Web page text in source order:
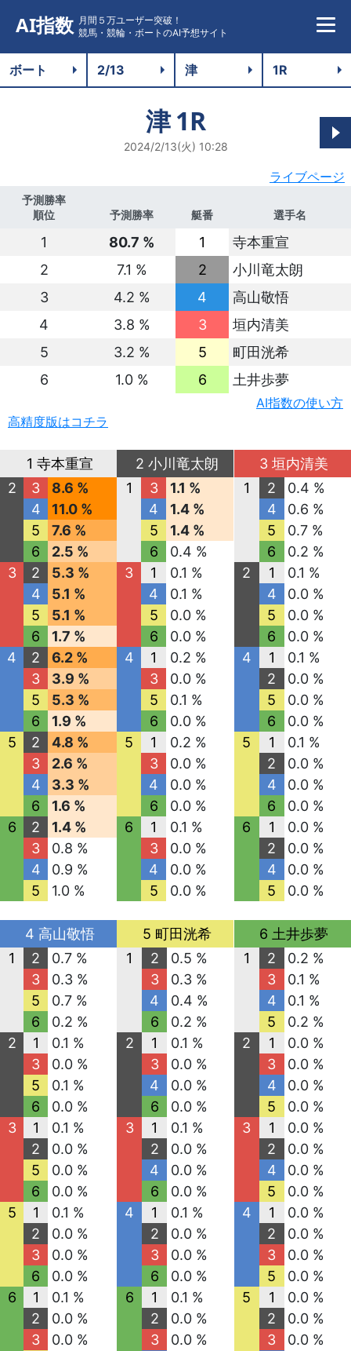
AI指数 月間５万ユーザー突破！
競馬・競輪・ボートのAI予想サイト
津1R
2024/2/13(火) 10:28
ライブページ
予測勝率
順位
予測勝率 艇番 選手名
1 80.7 % 1
寺本重宣
2
7.1 % 2
小川竜太朗
3
4.2 % 4
高山敬悟
4
3.8 % 3
垣内清美
5
3.2 % 5
町田洸希
6
1.0 % 6 土井歩夢
AI指数の使い方
高精度版はコチラ
1 寺本重宣
2
3
8.6 %
4
11.0 %
5
7.6 %
6
2.5 %
3
2
5.3 %
4
5.1 %
5
5.1 %
6
1.7 %
4
2
6.2 %
3
3.9 %
5
5.3 %
6
1.9 %
5
2
4.8 %
3
2.6 %
4
3.3 %
6
1.6 %
6
2
1.4 %
3
0.8 %
4
0.9 %
5
1.0 %
2 小川竜太朗
1
3
1.1 %
4
1.4 %
5
1.4 %
6
0.4 %
3
1
0.1 %
4
0.1 %
5
0.0 %
6
0.0 %
4
1
0.2 %
3
0.0 %
5
0.1 %
6
0.0 %
5
1
0.2 %
3
0.0 %
4
0.0 %
6
0.0 %
6
1
0.1 %
3
0.0 %
4
0.0 %
5
0.0 %
3 垣内清美
1
2
0.4 %
4
0.6 %
5
0.7 %
6
0.2 %
2
1
0.1 %
4
0.0 %
5
0.0 %
6
0.0 %
4
1
0.1 %
2
0.0 %
5
0.0 %
6
0.0 %
5
1
0.1 %
2
0.0 %
4
0.0 %
6
0.0 %
6
1
0.0 %
2
0.0 %
4
0.0 %
5
0.0 %
4 高山敬悟
1
2
0.7 %
3
0.3 %
5
0.7 %
6
0.2 %
2
1
0.1 %
3
0.0 %
5
0.1 %
6
0.0 %
3
1
0.1 %
2
0.0 %
5
0.0 %
6
0.0 %
5
1
0.1 %
2
0.0 %
3
0.0 %
6
0.0 %
6
1
0.1 %
2
0.0 %
3
0.0 %
5 町田洸希
1
2
0.5 %
3
0.3 %
4
0.4 %
6
0.2 %
2
1
0.1 %
3
0.0 %
4
0.0 %
6
0.0 %
3
1
0.1 %
2
0.0 %
4
0.0 %
6
0.0 %
4
1
0.1 %
2
0.0 %
3
0.0 %
6
0.0 %
6
1
0.1 %
2
0.0 %
3
0.0 %
6 土井歩夢
1
2
0.2 %
3
0.1 %
4
0.1 %
5
0.2 %
2
1
0.0 %
3
0.0 %
4
0.0 %
5
0.0 %
3
1
0.0 %
2
0.0 %
4
0.0 %
5
0.0 %
4
1
0.0 %
2
0.0 %
3
0.0 %
5
0.0 %
5
1
0.0 %
2
0.0 %
3
0.0 %